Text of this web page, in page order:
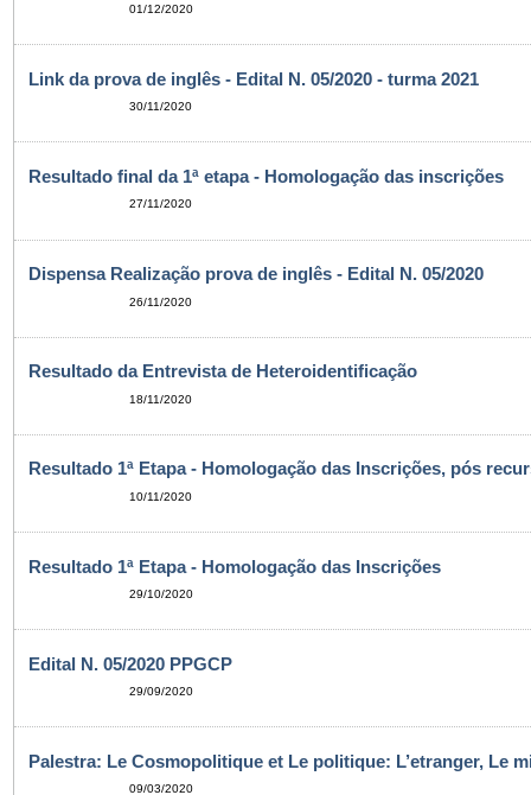
01/12/2020
Link da prova de inglês - Edital N. 05/2020 - turma 2021
30/11/2020
Resultado final da 1ª etapa - Homologação das inscrições
27/11/2020
Dispensa Realização prova de inglês - Edital N. 05/2020
26/11/2020
Resultado da Entrevista de Heteroidentificação
18/11/2020
Resultado 1ª Etapa - Homologação das Inscrições, pós
10/11/2020
Resultado 1ª Etapa - Homologação das Inscrições
29/10/2020
Edital N. 05/2020 PPGCP
29/09/2020
Palestra: Le Cosmopolitique et Le politique: L’etranger, Le
09/03/2020